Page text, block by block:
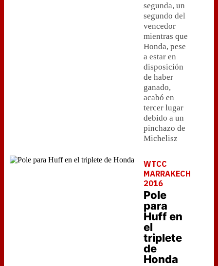
segunda, un
segundo del
vencedor
mientras que
Honda, pese
a estar en
disposición
de haber
ganado,
acabó en
tercer lugar
debido a un
pinchazo de
Michelisz
WTCC
MARRAKECH
2016
Pole
para
Huff en
el
triplete
de
Honda